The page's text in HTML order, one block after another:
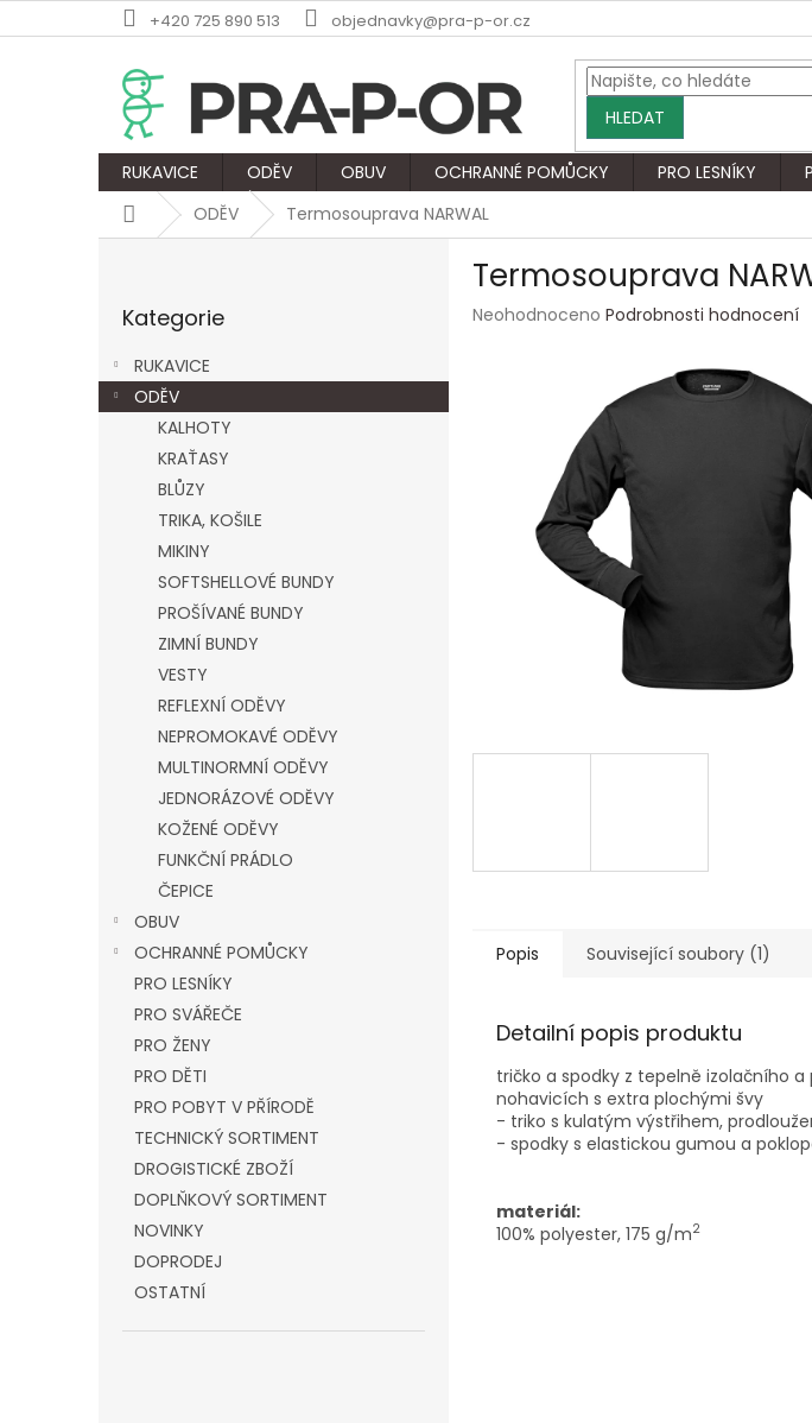
na
+420 725 890 513 objednavky@pra-p-or.cz
HLEDAT
RUKAVICE ODĚV OBUV OCHRANNÉ POMŮCKY PRO LESNÍKY
DomůODĚV Termosouprava NARWAL
a
n
kategorie
Kategorie
RUKAVICE
ODĚV
KALHOTY
KRAŤASY
BLŮZY
TRIKA, KOŠILE
MIKINY
SOFTSHELLOVÉ BUNDY
PROŠÍVANÉ BUNDY
ZIMNÍ BUNDY
VESTY
REFLEXNÍ ODĚVY
NEPROMOKAVÉ ODĚVY
MULTINORMNÍ ODĚVY
JEDNORÁZOVÉ ODĚVY
KOŽENÉ ODĚVY
FUNKČNÍ PRÁDLO
ČEPICE
OBUV
OCHRANNÉ POMŮCKY
PRO LESNÍKY
PRO SVÁŘEČE
PRO ŽENY
PRO DĚTI
PRO POBYT V PŘÍRODĚ
TECHNICKÝ SORTIMENT
DROGISTICKÉ ZBOŽÍ
DOPLŇKOVÝ SORTIMENT
NOVINKY
DOPRODEJ
OSTATNÍ
Termosouprava
Průměrné
Neohodnoceno Podrobnosti hodnocení
Popis Související soubory (1)
Detailní popis produktu
tričko a spodky z tepelně izolačního
nohavicích s extra plochými švy
- triko s kulatým výstřihem,
- spodky s elastickou gumou a
materiál:
100% polyester, 175 g/m2